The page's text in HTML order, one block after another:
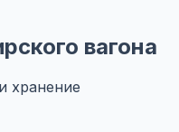
вагона
хранение